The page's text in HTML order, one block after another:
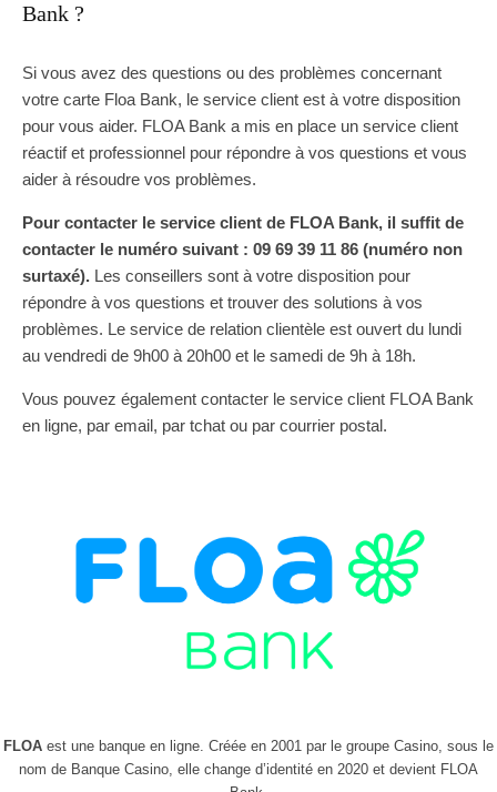
Bank ?
Si vous avez des questions ou des problèmes concernant
votre carte Floa Bank, le service client est à votre disposition
pour vous aider. FLOA Bank a mis en place un service client
réactif et professionnel pour répondre à vos questions et vous
aider à résoudre vos problèmes.
Pour contacter le service client de FLOA Bank, il suffit de
contacter le numéro suivant : 09 69 39 11 86 (numéro non
surtaxé). Les conseillers sont à votre disposition pour
répondre à vos questions et trouver des solutions à vos
problèmes. Le service de relation clientèle est ouvert du lundi
au vendredi de 9h00 à 20h00 et le samedi de 9h à 18h.
Vous pouvez également contacter le service client FLOA Bank
en ligne, par email, par tchat ou par courrier postal.
FLOA est une banque en ligne. Créée en 2001 par le groupe Casino, sous le
nom de Banque Casino, elle change d’identité en 2020 et devient FLOA